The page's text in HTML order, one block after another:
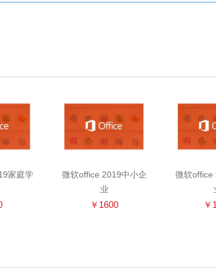
家庭学
微软office 2019中小企
业
￥1600
微软office
￥